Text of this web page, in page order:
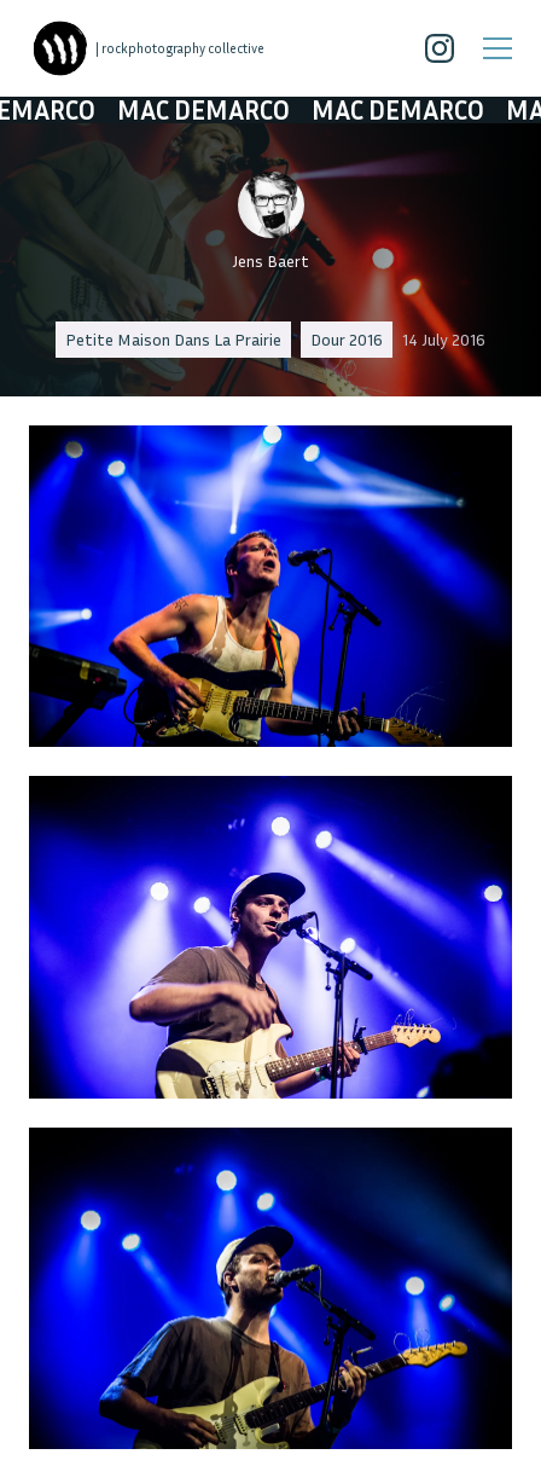
| rockphotography collective
MAC DEMARCO MAC DEMARCO MAC
Jens Baert
Petite Maison Dans La Prairie Dour 2016 14 July 2016